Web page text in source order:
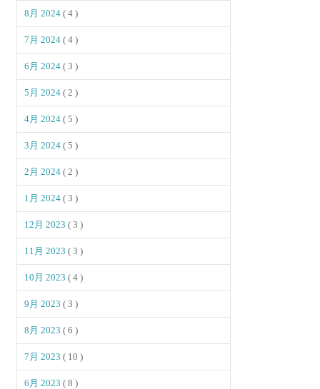
8月 2024( 4 )
7月 2024( 4 )
6月 2024( 3 )
5月 2024( 2 )
4月 2024( 5 )
3月 2024( 5 )
2月 2024( 2 )
1月 2024( 3 )
12月 2023( 3 )
11月 2023( 3 )
10月 2023( 4 )
9月 2023( 3 )
8月 2023( 6 )
7月 2023( 10 )
6月 2023( 8 )